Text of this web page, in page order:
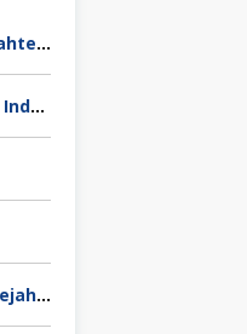
PT Garuda Daya Pratama Sejahtera
PT Panasonic Manufacturing Indonesia
PT Equalindo Makmur Alam Sejahtera (Equalindo Group)